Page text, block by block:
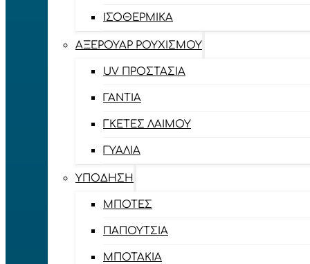
ΙΣΟΘΕΡΜΙΚΆ
ΑΞΕΡΟΥΆΡ ΡΟΥΧΙΣΜΟΎ
UV ΠΡΟΣΤΑΣΊΑ
ΓΆΝΤΙΑ
ΓΚΈΤΕΣ ΛΑΊΜΟΥ
ΓΥΑΛΙΆ
ΥΠΌΔΗΣΗ
ΜΠΌΤΕΣ
ΠΑΠΟΎΤΣΙΑ
ΜΠΟΤΆΚΙΑ